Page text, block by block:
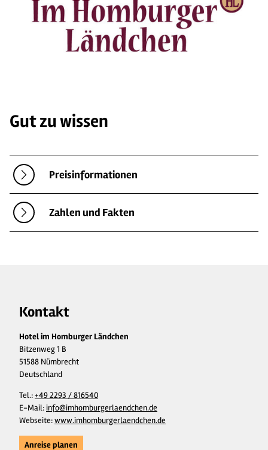
Gut zu wissen
Preisinformationen
Zahlen und Fakten
Kontakt
Hotel im Homburger Ländchen
Bitzenweg 1 B
51588 Nümbrecht
Deutschland
Tel.:+49 2293 / 816540
E-Mail:info@imhomburgerlaendchen.de
Webseite:www.imhomburgerlaendchen.de
Anreise planen